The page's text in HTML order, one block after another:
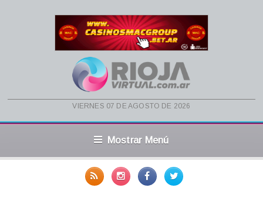
viernes 07 de agosto de 2026
Mostrar Menú